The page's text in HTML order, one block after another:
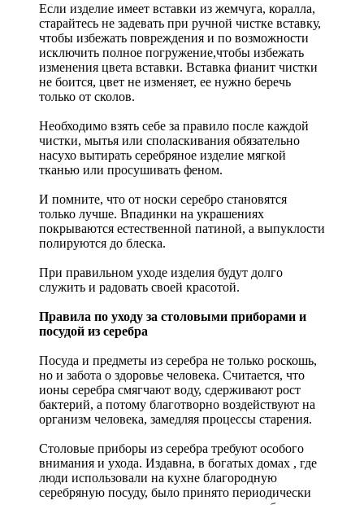
Если изделие имеет вставки из жемчуга, коралла,
старайтесь не задевать при ручной чистке вставку,
чтобы избежать повреждения и по возможности
исключить полное погружение,чтобы избежать
изменения цвета вставки. Вставка фианит чистки
не боится, цвет не изменяет, ее нужно беречь
только от сколов.
Необходимо взять себе за правило после каждой
чистки, мытья или споласкивания обязательно
насухо вытирать серебряное изделие мягкой
тканью или просушивать феном.
И помните, что от носки серебро становятся
только лучше. Впадинки на украшениях
покрываются естественной патиной, а выпуклости
полируются до блеска.
При правильном уходе изделия будут долго
служить и радовать своей красотой.
Правила по уходу за столовыми приборами и
посудой из серебра
Посуда и предметы из серебра не только роскошь,
но и забота о здоровье человека. Считается, что
ионы серебра смягчают воду, сдерживают рост
бактерий, а потому благотворно воздействуют на
организм человека, замедляя процессы старения.
Столовые приборы из серебра требуют особого
внимания и ухода. Издавна, в богатых домах , где
люди использовали на кухне благородную
серебряную посуду, было принято периодически